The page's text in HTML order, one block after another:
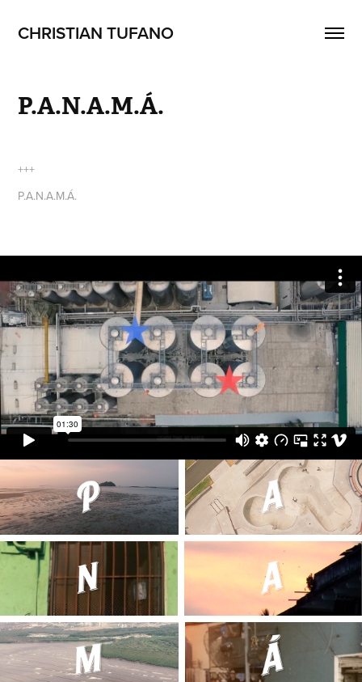
CHRISTIAN TUFANO
P.A.N.A.M.Á.
+++
P.A.N.A.M.Á.